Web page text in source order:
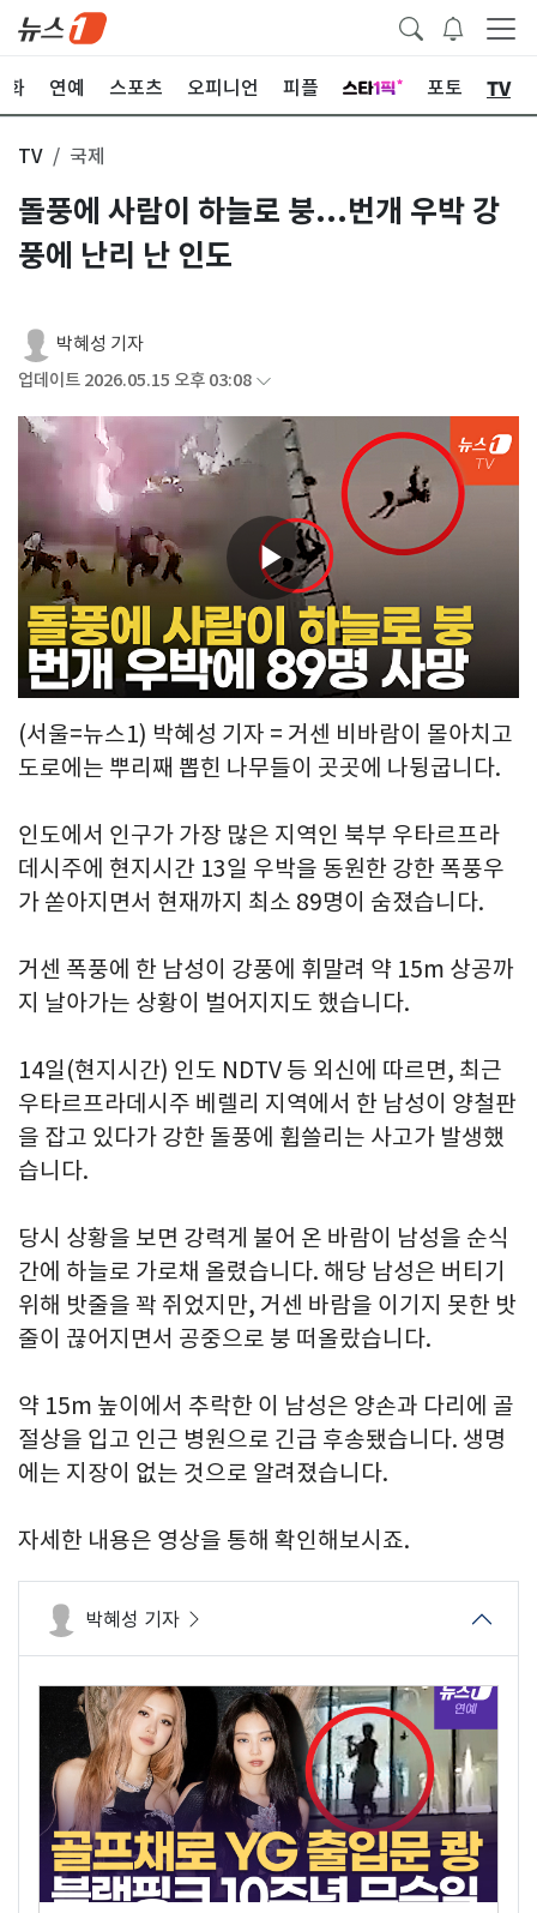
화 연예 스포츠 오피니언 피플 포토 TV
TV 국제
돌풍에 사람이 하늘로 붕...번개 우박 강
풍에 난리 난 인도
박혜성 기자
업데이트 2026.05.15 오후 03:08
Play
Video
(서울=뉴스1) 박혜성 기자 = 거센 비바람이 몰아치고
도로에는 뿌리째 뽑힌 나무들이 곳곳에 나뒹굽니다.
인도에서 인구가 가장 많은 지역인 북부 우타르프라
데시주에 현지시간 13일 우박을 동원한 강한 폭풍우
가 쏟아지면서 현재까지 최소 89명이 숨졌습니다.
거센 폭풍에 한 남성이 강풍에 휘말려 약 15m 상공까
지 날아가는 상황이 벌어지지도 했습니다.
14일(현지시간) 인도 NDTV 등 외신에 따르면, 최근
우타르프라데시주 베렐리 지역에서 한 남성이 양철판
을 잡고 있다가 강한 돌풍에 휩쓸리는 사고가 발생했
습니다.
당시 상황을 보면 강력게 불어 온 바람이 남성을 순식
간에 하늘로 가로채 올렸습니다. 해당 남성은 버티기
위해 밧줄을 꽉 쥐었지만, 거센 바람을 이기지 못한 밧
줄이 끊어지면서 공중으로 붕 떠올랐습니다.
약 15m 높이에서 추락한 이 남성은 양손과 다리에 골
절상을 입고 인근 병원으로 긴급 후송됐습니다. 생명
에는 지장이 없는 것으로 알려졌습니다.
자세한 내용은 영상을 통해 확인해보시죠.
박혜성 기자